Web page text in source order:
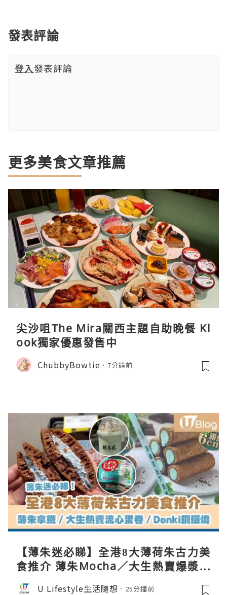
發表評論
登入發表評論
更多美食文章推薦
尖沙咀The Mira關西主題自助晚餐 Kl
ook獨家優惠發售中
ChubbyBowtie 7分鐘前
【薄朱迷必睇】全港8大薄荷朱古力美
食推介 薄朱Mocha／大生熱賣爆漿蛋
卷／Donki銅鑼燒
U Lifestyle生活隨想 25分鐘前